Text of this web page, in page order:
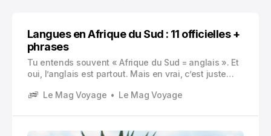
Langues en Afrique du Sud : 11 officielles +
phrases
Tu entends souvent « Afrique du Sud = anglais ». Et
oui, l’anglais est partout. Mais en vrai, c’est juste
officielles, et ça se sent au quotidien.
Le Mag Voyage Le Mag Voyage